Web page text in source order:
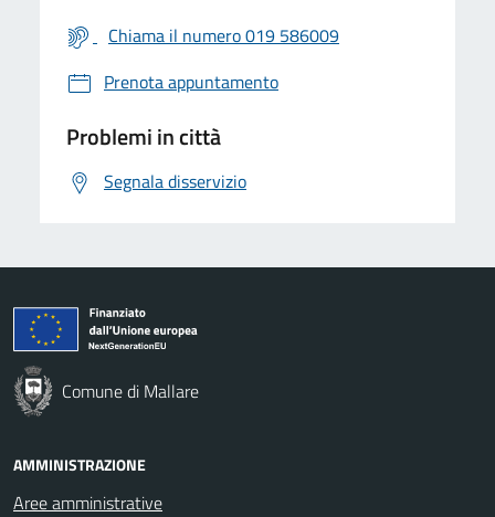
Chiama il numero 019 586009
Prenota appuntamento
Problemi in città
Segnala disservizio
Comune di Mallare
AMMINISTRAZIONE
Aree amministrative